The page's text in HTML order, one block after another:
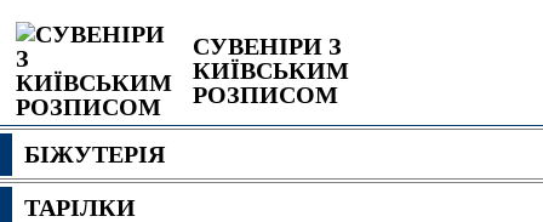
СУВЕНІРИ З
КИЇВСЬКИМ
РОЗПИСОМ
БІЖУТЕРІЯ
ТАРІЛКИ